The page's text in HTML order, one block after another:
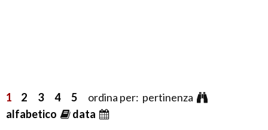
1 2 3 4 5 ordina per: pertinenza
alfabetico
data